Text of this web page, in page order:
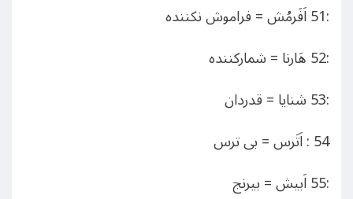
:51 اَفَرمُش = فراموش نکننده
:52 هَارنا = شمارکننده
:53 شنایا = قدردان
54 : اَتَرس = بی ترس
:55 اَبیش = بیرنج